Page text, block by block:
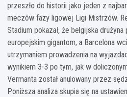
przeszło do historii jako jeden z
meczów fazy ligowej Ligi Mistrzów.
Stadium pokazał, że belgijska
europejskim gigantom, a Barcelona
utrzymaniem prowadzenia na
wynikiem 3-3 po tym, jak w
Vermanta został anulowany przez
Poniższa analiza skupia się na